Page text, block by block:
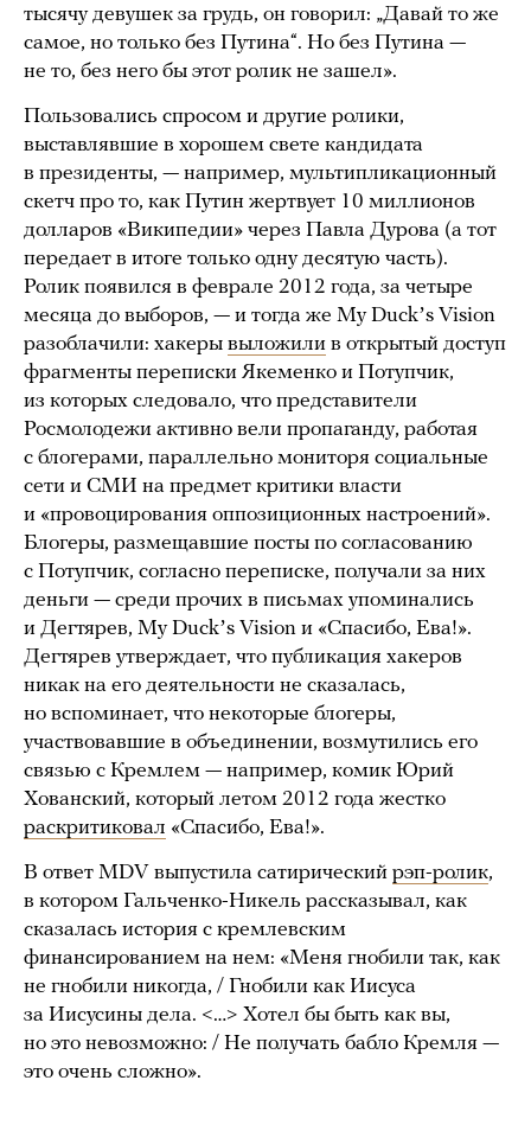
тысячу девушек за грудь, он говорил: „Давай то же
самое, но только без Путина“. Но без Путина —
не то, без него бы этот ролик не зашел».
Пользовались спросом и другие ролики,
выставлявшие в хорошем свете кандидата
в президенты, — например, мультипликационный
скетч про то, как Путин жертвует 10 миллионов
долларов «Википедии» через Павла Дурова (а тот
передает в итоге только одну десятую часть).
Ролик появился в феврале 2012 года, за четыре
месяца до выборов, — и тогда же My Duckʼs Vision
разоблачили: хакеры выложили в открытый доступ
фрагменты переписки Якеменко и Потупчик,
из которых следовало, что представители
Росмолодежи активно вели пропаганду, работая
с блогерами, параллельно мониторя социальные
сети и СМИ на предмет критики власти
и «провоцирования оппозиционных настроений».
Блогеры, размещавшие посты по согласованию
с Потупчик, согласно переписке, получали за них
деньги — среди прочих в письмах упоминались
и Дегтярев, My Duckʼs Vision и «Спасибо, Ева!».
Дегтярев утверждает, что публикация хакеров
никак на его деятельности не сказалась,
но вспоминает, что некоторые блогеры,
участвовавшие в объединении, возмутились его
связью с Кремлем — например, комик Юрий
Хованский, который летом 2012 года жестко
раскритиковал «Спасибо, Ева!».
В ответ MDV выпустила сатирический рэп-ролик,
в котором Гальченко-Никель рассказывал, как
сказалась история с кремлевским
финансированием на нем: «Меня гнобили так, как
не гнобили никогда, / Гнобили как Иисуса
за Иисусины дела. <…> Хотел бы быть как вы,
но это невозможно: / Не получать бабло Кремля —
это очень сложно».